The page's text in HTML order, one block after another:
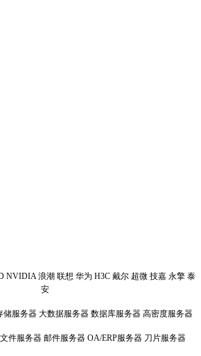
NVIDIA 浪潮 联想 华为 H3C 戴尔 超微 技嘉 永擎 泰
安
储服务器 大数据服务器 数据库服务器 高密度服务器
件服务器 邮件服务器 OA/ERP服务器 刀片服务器